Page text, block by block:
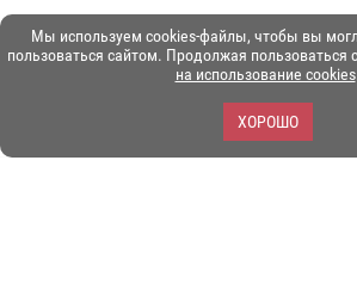
Мы используем cookies-файлы, чтобы вы
пользоваться сайтом. Продолжая пользоваться
на использование cookies.
ХОРОШО